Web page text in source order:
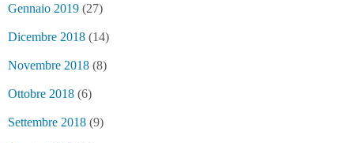
Gennaio 2019 (27)
Dicembre 2018 (14)
Novembre 2018 (8)
Ottobre 2018 (6)
Settembre 2018 (9)